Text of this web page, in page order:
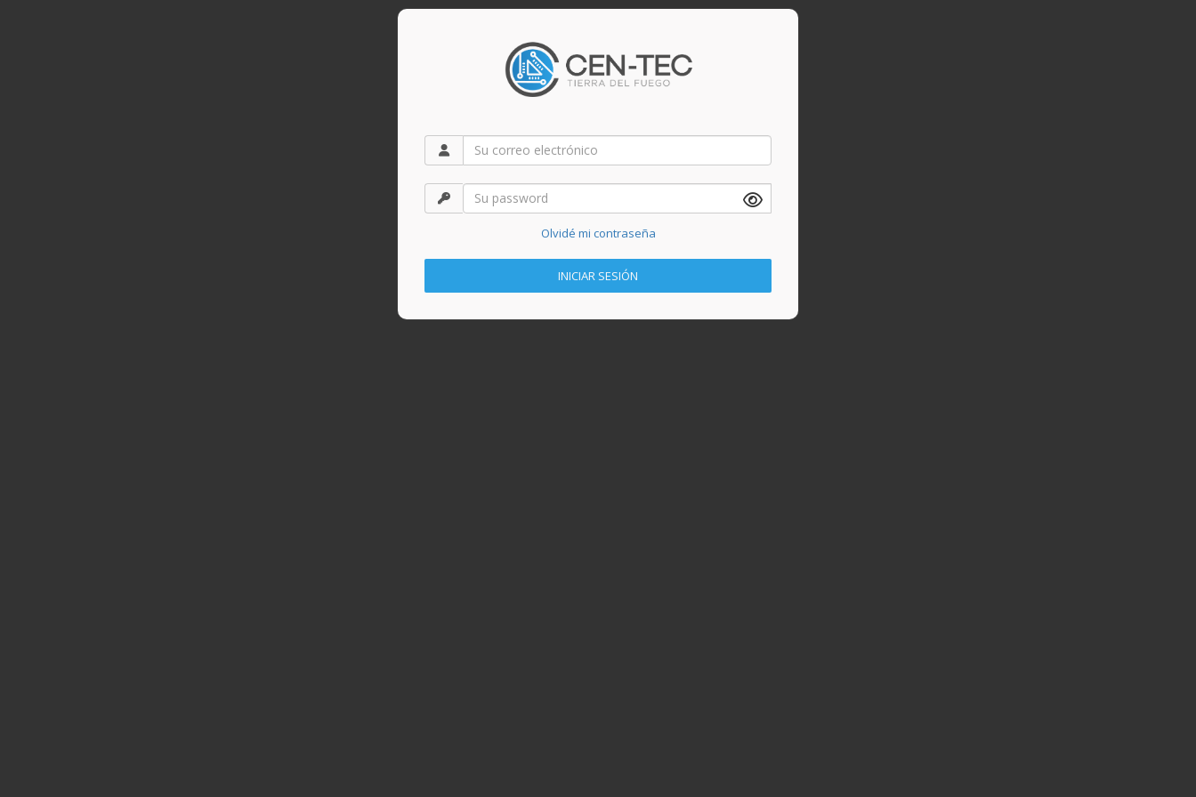
Olvidé mi contraseña
INICIAR SESIÓN